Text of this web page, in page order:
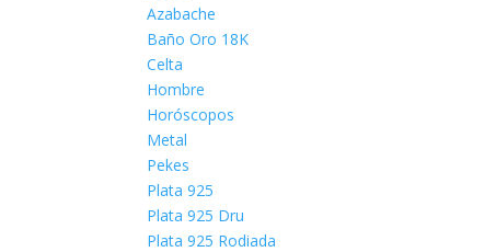
Azabache
Baño Oro 18K
Celta
Hombre
Horóscopos
Metal
Pekes
Plata 925
Plata 925 Dru
Plata 925 Rodiada